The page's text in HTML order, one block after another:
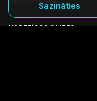
Sazināties
NODERĪGAS SAITES